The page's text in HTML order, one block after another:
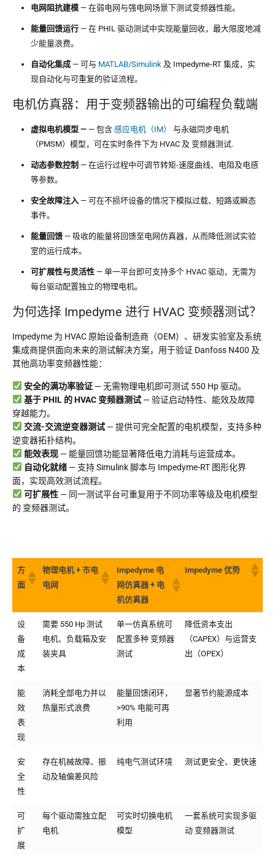
电网阻抗建模 — 在弱电网与强电网场景下测试变频器性能。
能量回馈运行 — 在 PHIL 驱动测试中实现能量回收，最大限度地减
少能量浪费。
自动化集成 — 可与 MATLAB/Simulink 及 Impedyme-RT 集成，实
现自动化与可重复的验证流程。
电机仿真器：用于变频器输出的可编程负载端
虚拟电机模型 — — 包含 感应电机（IM）
与永磁同步电机
（PMSM）模型，可在实时条件下为 HVAC 及 变频器测试.
动态参数控制 — 在运行过程中可调节转矩-速度曲线、电阻及电感
等参数。
安全故障注入 — 可在不损坏设备的情况下模拟过载、短路或瞬态
事件。
能量回馈 — 吸收的能量将回馈至电网仿真器，从而降低测试实验
室的运行成本。
可扩展性与灵活性 — 单一平台即可支持多个 HVAC 驱动，无需为
每台驱动配置独立的物理电机。
为何选择 Impedyme 进行 HVAC 变频器测试？
Impedyme 为 HVAC 原始设备制造商（OEM）、研发实验室及系统
集成商提供面向未来的测试解决方案，用于验证 Danfoss N400 及
其他高功率变频器性能：
安全的满功率验证— 无需物理电机即可测试 550 Hp 驱动。
基于 PHIL 的 HVAC 变频器测试— 验证启动特性、能效及故障
穿越能力。
交流-交流逆变器测试— 提供可完全配置的电机模型，支持多种
逆变器拓扑结构。
能效表现— 能量回馈功能显著降低电力消耗与运营成本。
自动化就绪— 支持 Simulink 脚本与 Impedyme-RT 图形化界
面，实现高效测试流程。
可扩展性— 同一测试平台可重复用于不同功率等级及电机模型
的 变频器测试。
方
面
物理电机 + 市电
电网
Impedyme 电
网仿真器 + 电
机仿真器
Impedyme 优势
设
备
成
本
需要 550 Hp 测试
电机、负载箱及安
装夹具
单一仿真系统可
配置多种 变频器
测试
降低资本支出
（CAPEX）与运营支
出（OPEX）
能
效
表
现
消耗全部电力并以
热量形式浪费
能量回馈闭环，
>90% 电能可再
利用
显著节约能源成本
安
全
性
存在机械故障、振
动及轴偏差风险
纯电气测试环境 测试更安全、更快速
可
扩
展
每个驱动需独立配
电机
可实时切换电机
模型
一套系统可实现多驱
动 变频器测试